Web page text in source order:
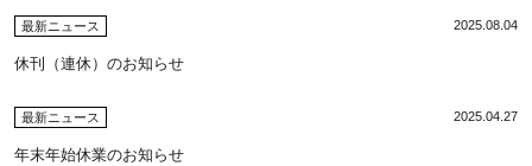
最新ニュース 2025.08.04
休刊（連休）のお知らせ
最新ニュース 2025.04.27
年末年始休業のお知らせ